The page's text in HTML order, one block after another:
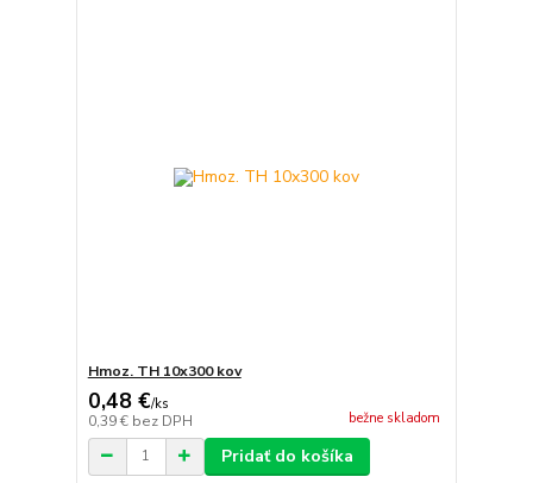
Hmoz. TH 10x300 kov
0,48 €/ks
0,39 € bez DPH bežne skladom
Pridať do košíka